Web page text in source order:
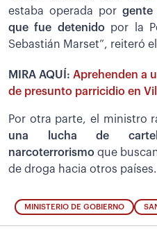
estaba operada por gente
que fue detenido por la
Sebastián Marset”, reiteró
MIRA AQUÍ: Aprehenden a
de presunto parricidio en
Por otra parte, el ministro
una lucha de
narcoterrorismo que
de droga hacia otros países.
MINISTERIO DE GOBIERNO